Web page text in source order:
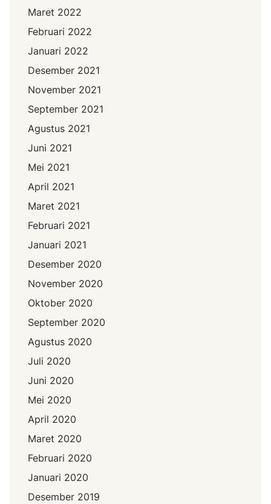
Maret 2022
Februari 2022
Januari 2022
Desember 2021
November 2021
September 2021
Agustus 2021
Juni 2021
Mei 2021
April 2021
Maret 2021
Februari 2021
Januari 2021
Desember 2020
November 2020
Oktober 2020
September 2020
Agustus 2020
Juli 2020
Juni 2020
Mei 2020
April 2020
Maret 2020
Februari 2020
Januari 2020
Desember 2019